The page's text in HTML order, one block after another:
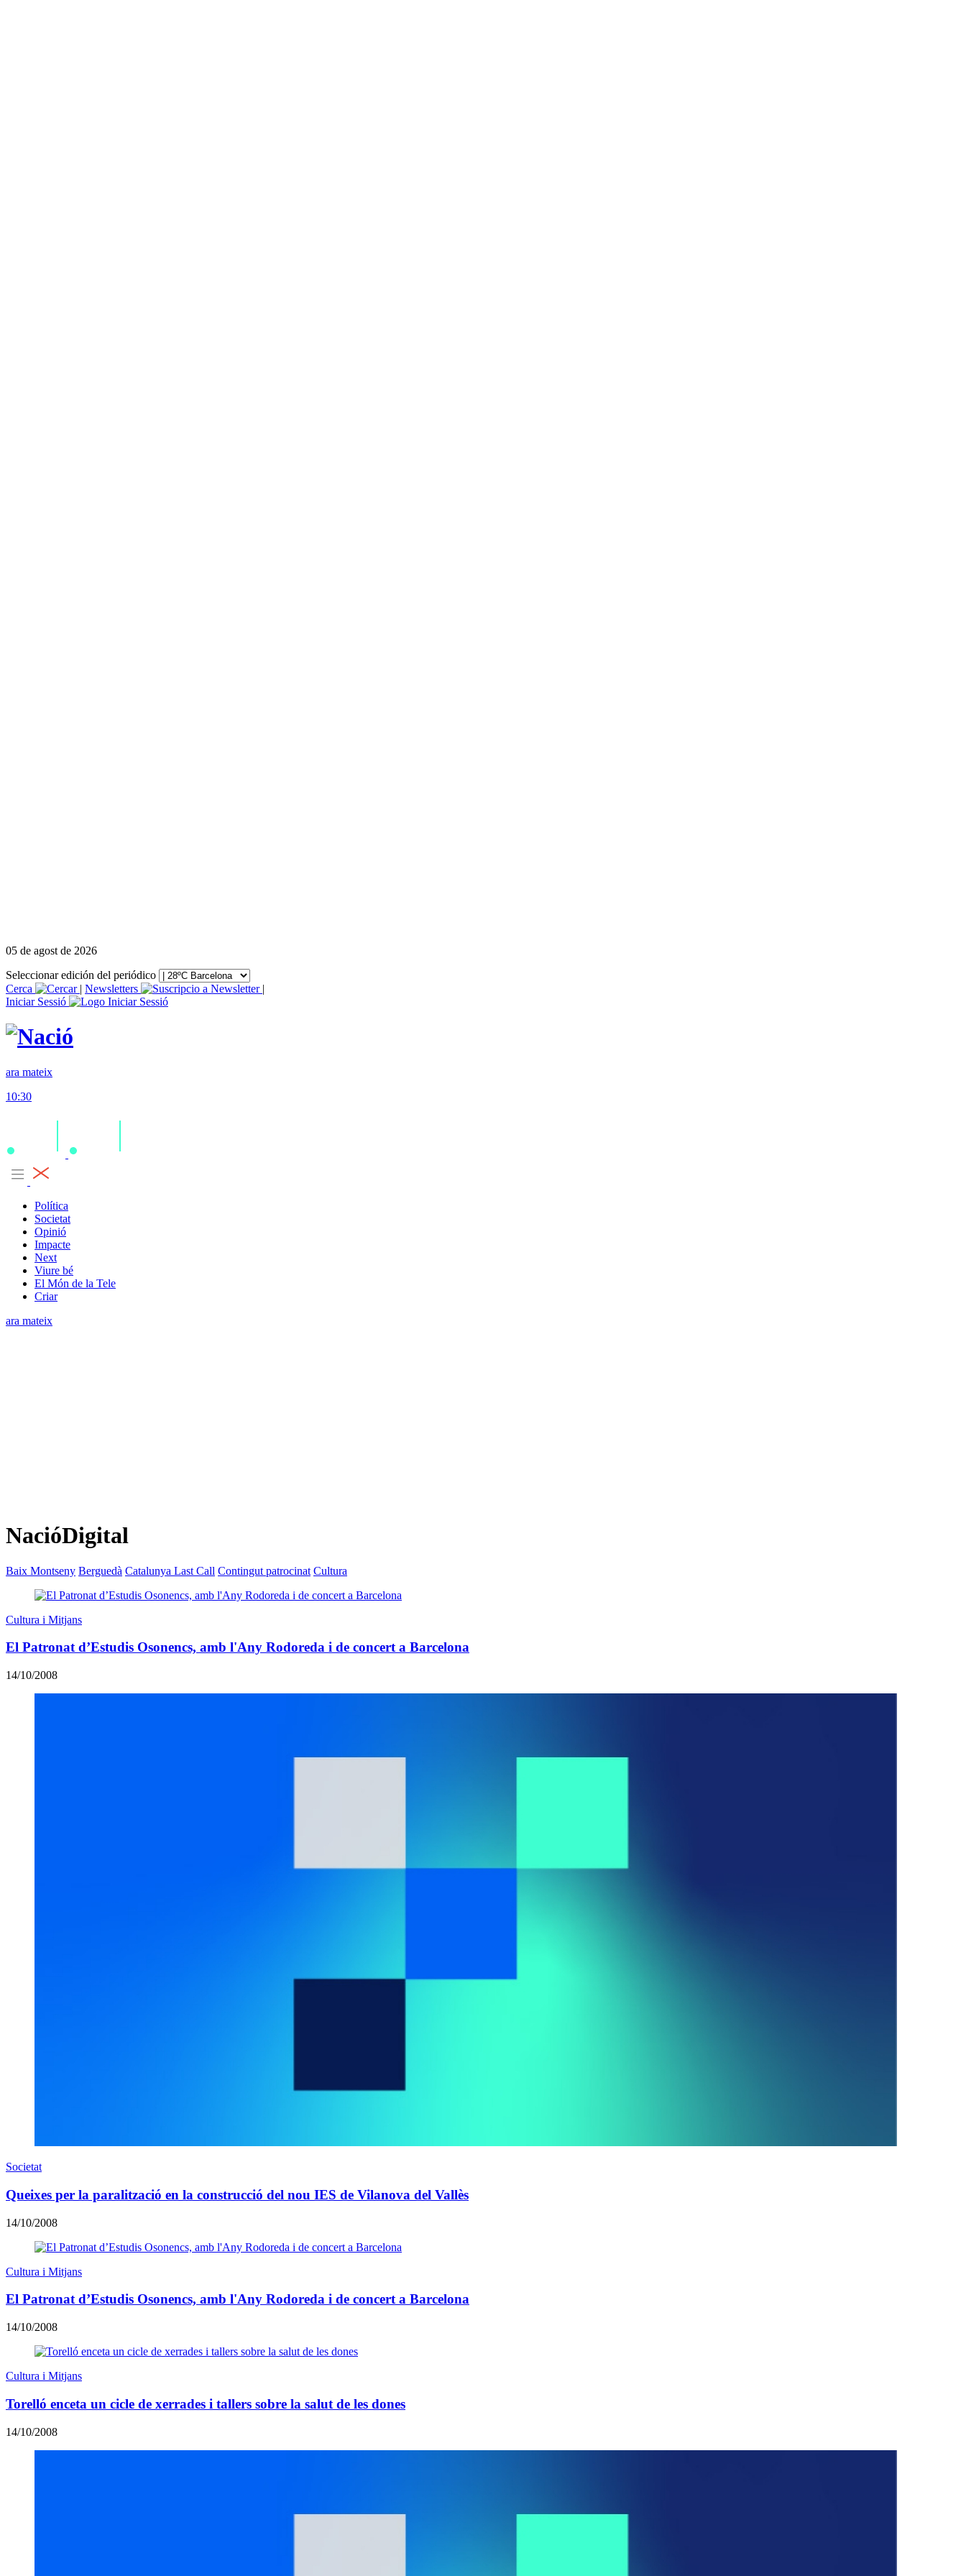
05 de agost de 2026
Seleccionar edición del periódico
Cerca
| Newsletters
|
Iniciar Sessió
ara mateix
10:30
Política
Societat
Opinió
Impacte
Next
Viure bé
El Món de la Tele
Criar
ara mateix
NacióDigital
Baix Montseny Berguedà Catalunya Last Call Contingut patrocinat Cultura
Cultura i Mitjans
El Patronat d’Estudis Osonencs, amb l'Any Rodoreda i de concert a Barcelona
14/10/2008
Societat
Queixes per la paralització en la construcció del nou IES de Vilanova del Vallès
14/10/2008
Cultura i Mitjans
El Patronat d’Estudis Osonencs, amb l'Any Rodoreda i de concert a Barcelona
14/10/2008
Cultura i Mitjans
Torelló enceta un cicle de xerrades i tallers sobre la salut de les dones
14/10/2008